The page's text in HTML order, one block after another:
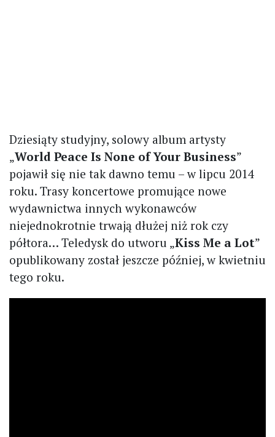
Dziesiąty studyjny, solowy album artysty
„World Peace Is None of Your Business”
pojawił się nie tak dawno temu – w lipcu 2014
roku. Trasy koncertowe promujące nowe
wydawnictwa innych wykonawców
niejednokrotnie trwają dłużej niż rok czy
półtora… Teledysk do utworu „Kiss Me a Lot”
opublikowany został jeszcze później, w kwietniu
tego roku.